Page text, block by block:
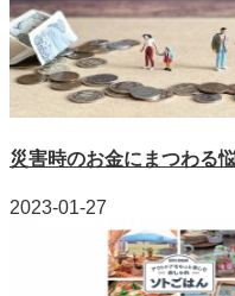
災害時のお金にまつわる
2023-01-27